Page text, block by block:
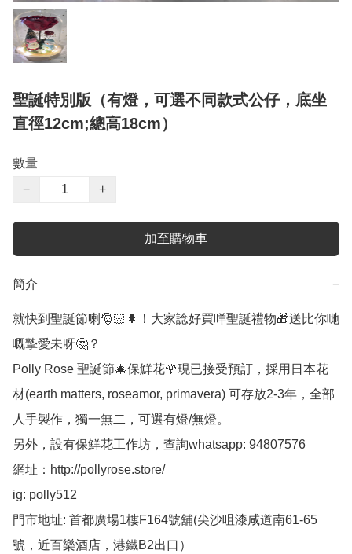
聖誕特別版（有燈，可選不同款式公仔，底坐
直徑12cm;總高18cm）
數量
−
+
加至購物車
簡介 −
就快到聖誕節喇🎅🏻🌲！大家諗好買咩聖誕禮物🎁送比你哋
嘅摯愛未呀🤔？
Polly Rose 聖誕節🎄保鮮花🌹現已接受預訂，採用日本花
材(earth matters, roseamor, primavera) 可存放2-3年，全部
人手製作，獨一無二，可選有燈/無燈。
另外，設有保鮮花工作坊，查詢whatsapp: 94807576
網址：http://pollyrose.store/
ig: polly512
門市地址: 首都廣場1樓F164號舖(尖沙咀漆咸道南61-65
號，近百樂酒店，港鐵B2出口）